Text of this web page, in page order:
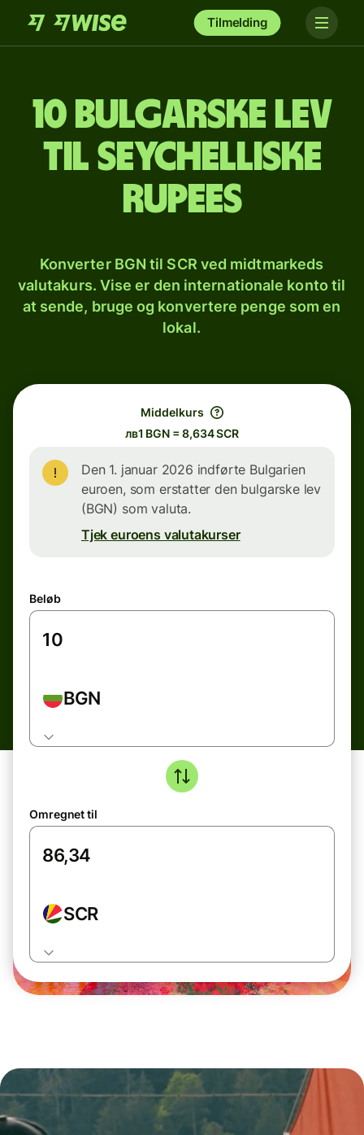
Tilmelding
10 bulgarske lev
til seychelliske
rupees
Konverter BGN til SCR ved midtmarkeds
valutakurs. Vise er den internationale konto til
at sende, bruge og konvertere penge som en
lokal.
Middelkurs
лв1 BGN = 8,634 SCR
Den 1. januar 2026 indførte Bulgarien
euroen, som erstatter den bulgarske lev
(BGN) som valuta.
Tjek euroens valutakurser
Beløb
BGN
Omregnet til
SCR